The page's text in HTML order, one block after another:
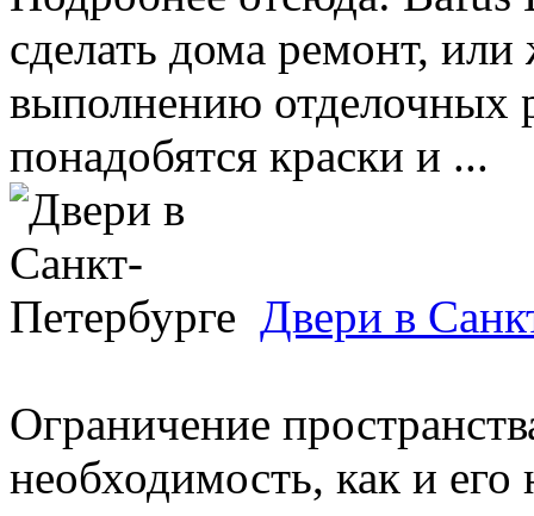
сделать дома ремонт,
выполнению отделочных
понадобятся краски и ...
Двери в
Ограничение
необходимость, как и